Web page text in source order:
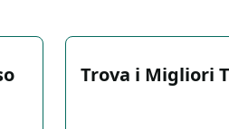
Trova i Migliori